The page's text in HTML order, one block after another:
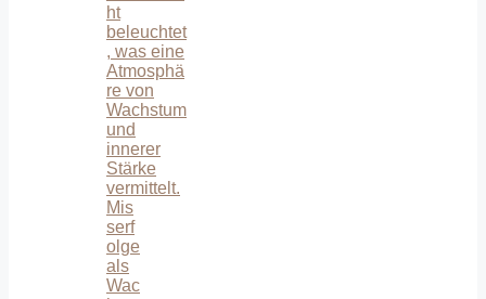
Mis
serf
olge
als
Wac